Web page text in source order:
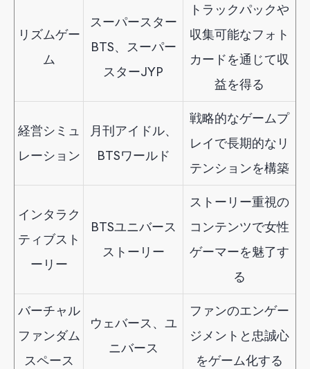
リズムゲー
ム
スーパースター
BTS、スーパー
スターJYP
トラックパックや
収集可能なフォト
カードを通じて収
益を得る
経営シミュ
レーション
月刊アイドル、
BTSワールド
戦略的なゲームプ
レイで長期的なリ
テンションを構築
インタラク
ティブスト
ーリー
BTSユニバース
ストーリー
ストーリー重視の
コンテンツで女性
ゲーマーを魅了す
る
バーチャル
ファンダム
スペース
ウェバース、ユ
ニバース
ファンのエンゲー
ジメントと忠誠心
をゲーム化する